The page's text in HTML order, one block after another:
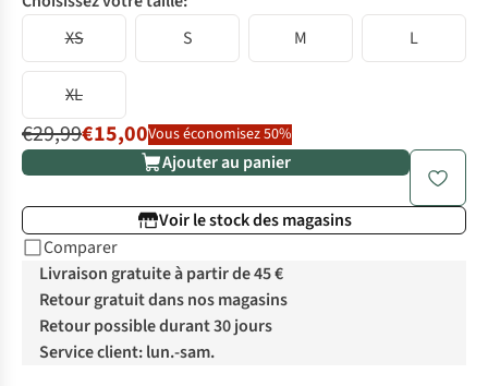
XS
S M L
XL
€29,99€15,00Vous économisez 50%
Ajouter au panier
Voir le stock des magasins
Comparer
Livraison gratuite à partir de 45 €
Retour gratuit dans nos magasins
Retour possible durant 30 jours
Service client: lun.-sam.